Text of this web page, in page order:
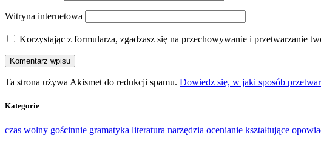
Witryna internetowa
Korzystając z formularza, zgadzasz się na przechowywanie i przetwarzanie
Ta strona używa Akismet do redukcji spamu. Dowiedz się, w jaki sposób
Kategorie
czas wolny gościnnie gramatyka literatura narzędzia ocenianie kształtujące